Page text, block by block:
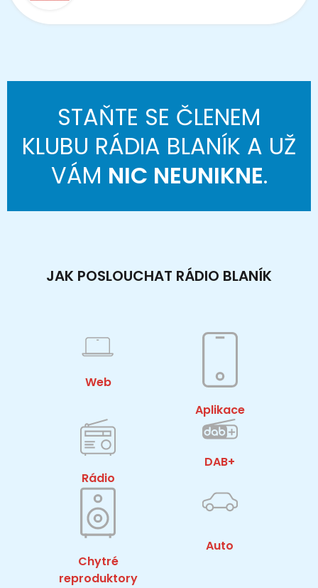
STAŇTE SE ČLENEM
KLUBU RÁDIA BLANÍK A UŽ
VÁM NIC NEUNIKNE.
JAK POSLOUCHAT RÁDIO BLANÍK
Web
Aplikace
Rádio
DAB+
Chytré
reproduktory
Auto